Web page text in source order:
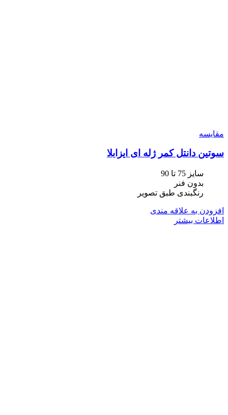
مقایسه
سوتین دانتل کمر ژله ای ایزابلا
سایز 75 تا 90
بدون فنر
رنگبندی طبق تصویر
افزودن به علاقه مندی
اطلاعات بیشتر